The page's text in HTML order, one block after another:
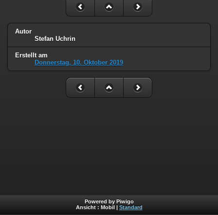
Autor
Stefan Uchrin
Erstellt am
Donnerstag, 10. Oktober 2019
Powered by Piwigo
Ansicht : Mobil Standard